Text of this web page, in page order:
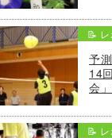
📝 レ
予
14
会
📝 レ